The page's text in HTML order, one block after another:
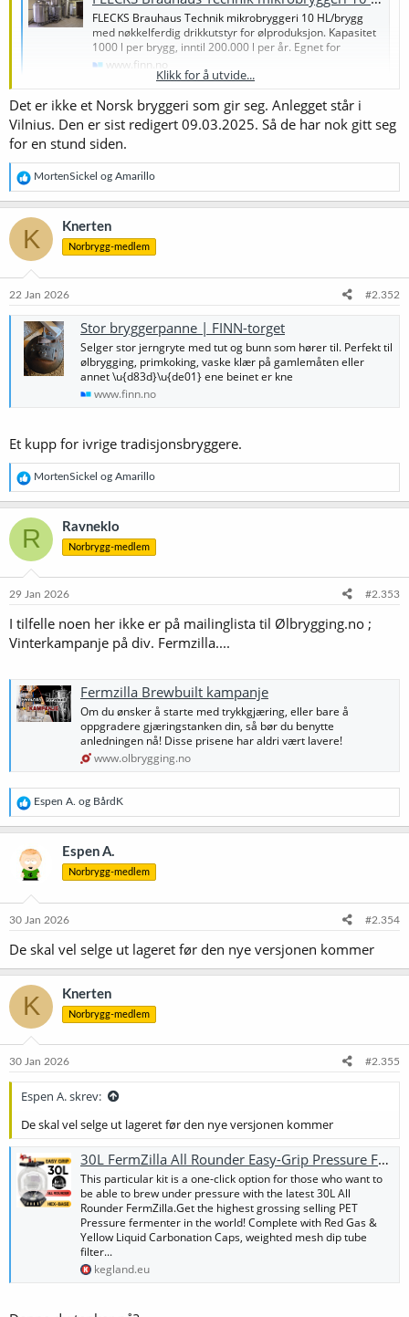
FLECKS Brauhaus Technik mikrobryggeri 10 HL/brygg
med nøkkelferdig drikkutstyr for ølproduksjon. Kapasitet
1000 l per brygg, inntil 200.000 l per år. Egnet for
www.finn.no
Klikk for å utvide...
Det er ikke et Norsk bryggeri som gir seg. Anlegget står i
Vilnius. Den er sist redigert 09.03.2025. Så de har nok gitt seg
for en stund siden.
R
e
a
k
s
j
o
e
:
MortenSickel og Amarillo
K Knerten
Norbrygg-medlem
22 Jan 2026 #2.352
Stor bryggerpanne | FINN-torget
Selger stor jerngryte med tut og bunn som hører til. Perfekt til
ølbrygging, primkoking, vaske klær på gamlemåten eller
annet \u{d83d}\u{de01} ene beinet er kne
www.finn.no
Et kupp for ivrige tradisjonsbryggere.
R
e
a
k
s
j
o
e
:
MortenSickel og Amarillo
R Ravneklo
Norbrygg-medlem
29 Jan 2026 #2.353
I tilfelle noen her ikke er på mailinglista til Ølbrygging.no ;
Vinterkampanje på div. Fermzilla....
Fermzilla Brewbuilt kampanje
Om du ønsker å starte med trykkgjæring, eller bare å
oppgradere gjæringstanken din, så bør du benytte
anledningen nå! Disse prisene har aldri vært lavere!
www.olbrygging.no
R
e
a
s
j
e
:
Espen A. og BårdK
Espen A.
Norbrygg-medlem
30 Jan 2026 #2.354
De skal vel selge ut lageret før den nye versjonen kommer
K Knerten
Norbrygg-medlem
30 Jan 2026 #2.355
Espen A. skrev:
De skal vel selge ut lageret før den nye versjonen kommer
30L FermZilla All Rounder Easy-Grip Pressure Fermenter Starter Kit
This particular kit is a one-click option for those who want to
be able to brew under pressure with the latest 30L All
Rounder FermZilla.Get the highest grossing selling PET
Pressure fermenter in the world! Complete with Red Gas &
Yellow Liquid Carbonation Caps, weighted mesh dip tube
filter...
kegland.eu